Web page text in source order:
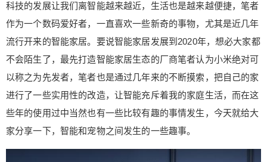
科技的发展让我们离智能越来越近，生活也是越来越便捷，笔者
作为一个数码爱好者，一直喜欢一些新奇的事物，尤其是近几年
流行开来的智能家居。要说智能家居发展到2020年，想必大家都
不会陌生了，最先打造智能家居生态的厂商笔者认为小米绝对可
以称之为先发者，笔者也是通过几年来的不断摸索，把自己的家
进行了一些实用性的改造，让智能充斥着我的家庭生活，而在这
些年的使用过中当然也有一些比较有趣的事情发生，今天就给大
家分享一下，智能和宠物之间发生的一些趣事。
写在前面 科技的发展让我们离智能越来越近，生活
也是越来越便捷，笔者作为一个数码爱好者，一直
喜欢一些新奇的事物，尤其是近几年流行开来的智
能家居。要说智能家居发展到2020年，想必大家都
不会陌生了，最先打造智能家居生态的厂商笔者认
来的不断摸索，把自己的家进行了一些实用性的改
造，让智能充斥着我的家庭生活，而在这些年的使
用过中当然也有一些比较有趣的事情发生，今天就
扫描二维码继续阅读